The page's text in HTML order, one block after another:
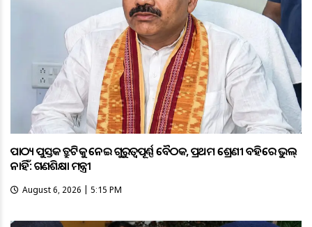
ପାଠ୍ୟ ପୁସ୍ତକ ତ୍ରୁଟିକୁ ନେଇ ଗୁରୁତ୍ବପୂର୍ଣ୍ଣ ବୈଠକ, ପ୍ରଥମ ଶ୍ରେଣୀ ବହିରେ ଭୁଲ୍
ନାହିଁ: ଗଣଶିକ୍ଷା ମନ୍ତ୍ରୀ
August 6, 2026 | 5:15 PM